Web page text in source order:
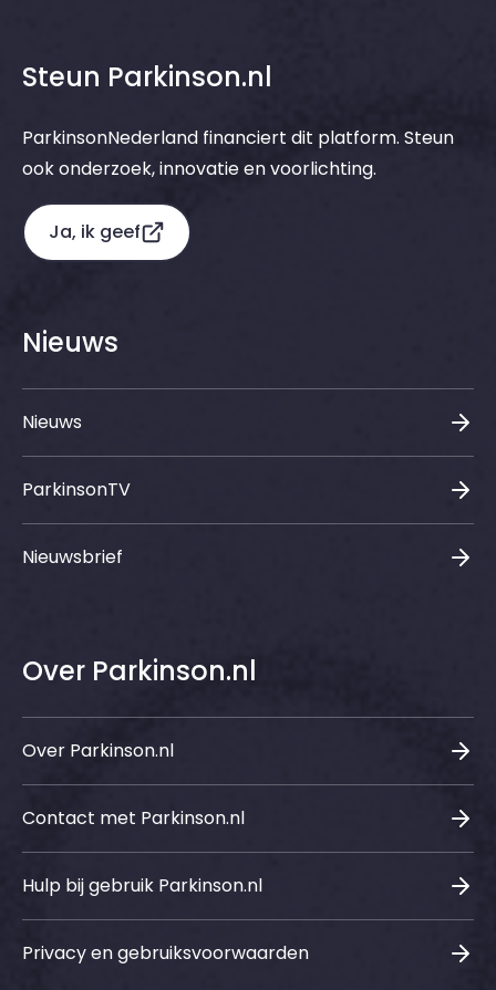
Steun Parkinson.nl
ParkinsonNederland financiert dit platform. Steun
ook onderzoek, innovatie en voorlichting.
Ja, ik geef
Nieuws
Nieuws
ParkinsonTV
Nieuwsbrief
Over Parkinson.nl
Over Parkinson.nl
Contact met Parkinson.nl
Hulp bij gebruik Parkinson.nl
Privacy en gebruiksvoorwaarden